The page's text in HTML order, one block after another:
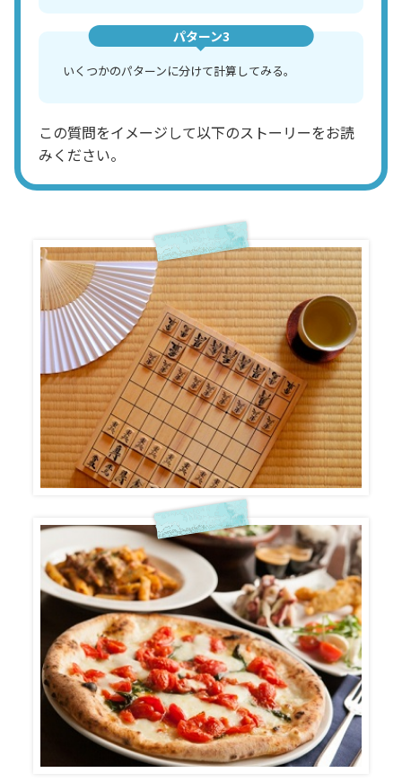
パターン3
いくつかのパターンに分けて計算してみる。
この質問をイメージして以下のストーリーをお読
みください。